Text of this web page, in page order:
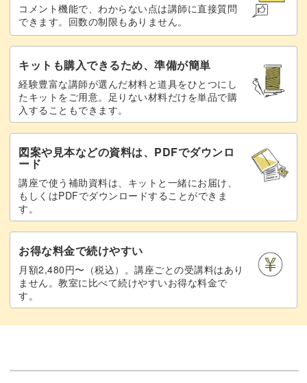
コメント機能で、わからない点は講師に直接質問
できます。回数の制限もありません。
キットも購入できるため、準備が簡単
経験豊富な講師が選んだ材料と道具をひとつにし
たキットをご用意。足りない材料だけを単品で購
入することもできます。
図案や見本などの資料は、PDFでダウンロ
ード
講座で使う補助資料は、キットと一緒にお届け、
もしくはPDFでダウンロードすることができま
す。
お得な料金で続けやすい
月額2,480円〜（税込）。講座ごとの受講料はあり
ません。教室に比べて続けやすいお得な料金で
す。